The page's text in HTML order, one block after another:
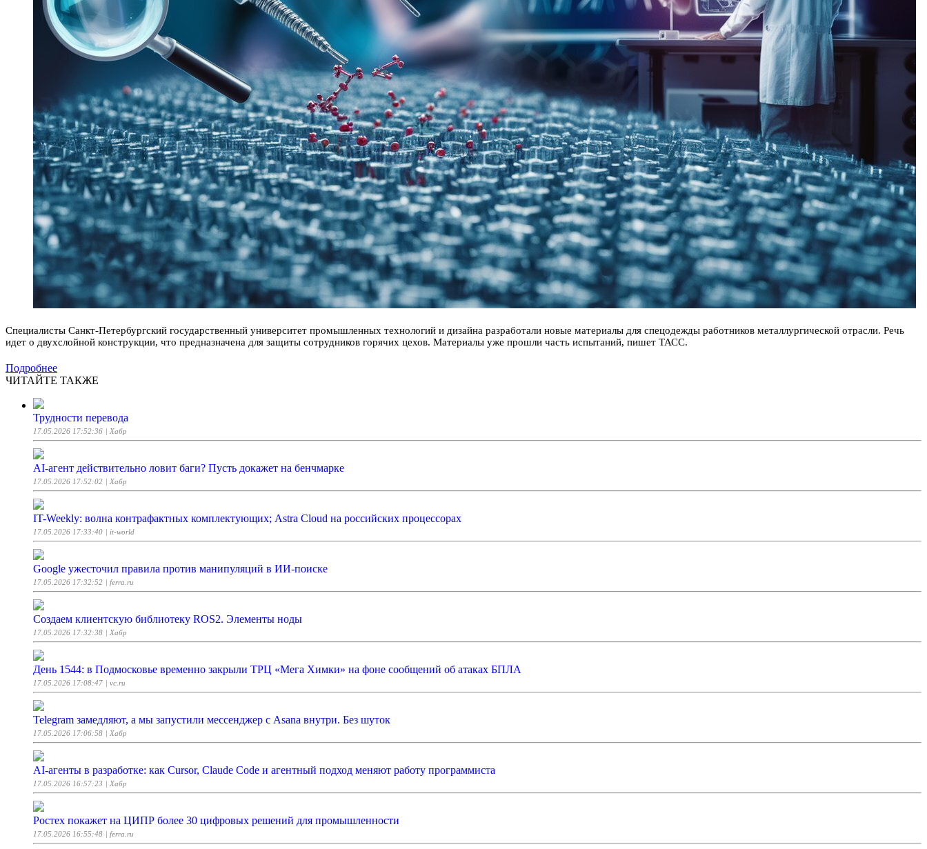
Специалисты Санкт-Петербургский государственный университет промышленных технологий и дизайна разработали новые материалы для спецодежды работников металлургической отрасли. Речь
идет о двухслойной конструкции, что предназначена для защиты сотрудников горячих цехов. Материалы уже прошли часть испытаний, пишет ТАСС.
Подробнее
ЧИТАЙТЕ ТАКЖЕ
Трудности перевода
17.05.2026 17:52:36 | Хабр
AI-агент действительно ловит баги? Пусть докажет на бенчмарке
17.05.2026 17:52:02 | Хабр
IT-Weekly: волна контрафактных комплектующих; Astra Cloud на российских процессорах
17.05.2026 17:33:40 | it-world
Google ужесточил правила против манипуляций в ИИ-поиске
17.05.2026 17:32:52 | ferra.ru
Создаем клиентскую библиотеку ROS2. Элементы ноды
17.05.2026 17:32:38 | Хабр
День 1544: в Подмосковье временно закрыли ТРЦ «Мега Химки» на фоне сообщений об атаках БПЛА
17.05.2026 17:08:47 | vc.ru
Telegram замедляют, а мы запустили мессенджер с Asana внутри. Без шуток
17.05.2026 17:06:58 | Хабр
AI-агенты в разработке: как Cursor, Claude Code и агентный подход меняют работу программиста
17.05.2026 16:57:23 | Хабр
Ростех покажет на ЦИПР более 30 цифровых решений для промышленности
17.05.2026 16:55:48 | ferra.ru